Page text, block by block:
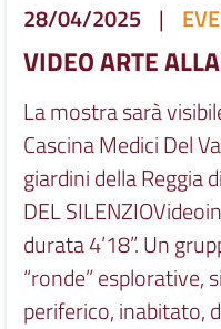
28/04/2025 |
VIDEO ARTE
La mostra sarà
Cascina Medici Del
giardini della Reggia
DEL
durata 4’18”. Un
“ronde” esplorative,
periferico, inabitato,